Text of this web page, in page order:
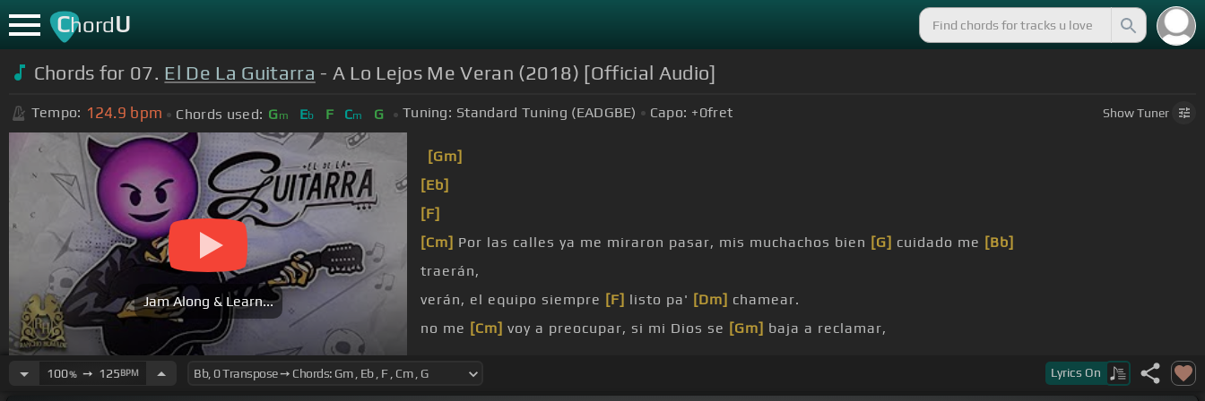
ChordU
Chords for 07. El De La Guitarra - A Lo Lejos Me Veran (2018) [Official Audio]
Tempo: 124.9 bpm Chords used: Gm Eb F Cm G Tuning: Standard Tuning (EADGBE) Capo: +0fret ShowTuner
Jam Along & Learn...
[Gm]
[Eb]
[F]
[Cm] Por las calles ya me miraron pasar, mis muchachos bien [G] cuidado me [Bb]
traerán,
verán, el equipo siempre [F] listo pa' [Dm] chamear.
no me [Cm] voy a preocupar, si mi Dios se [Gm] baja a reclamar,
100%➙ 125BPM Lyrics On